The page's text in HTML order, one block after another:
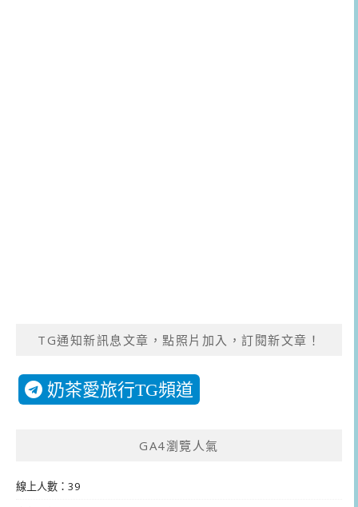
TG通知新訊息文章，點照片加入，訂閱新文章！
奶茶愛旅行TG頻道
GA4瀏覽人氣
線上人數：39